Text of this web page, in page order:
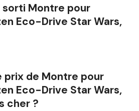
sorti Montre pour
Eco-Drive Star Wars,
prix de Montre pour
Eco-Drive Star Wars,
cher ?